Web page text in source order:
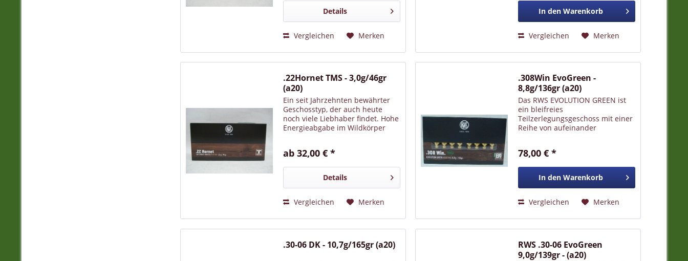
Details
Vergleichen Merken
mit einer...
In den Warenkorb
Vergleichen Merken
.22Hornet TMS - 3,0g/46gr
(a20)
Ein seit Jahrzehnten bewährter
Geschosstyp, der auch heute
noch viele Liebhaber findet. Hohe
Energieabgabe im Wildkörper
gute Stoppwirkung. Mit
unempfindlichen runden oder
ab 32,00 € *
Details
Vergleichen Merken
.308Win EvoGreen -
8,8g/136gr (a20)
Das RWS EVOLUTION GREEN ist
ein bleifreies
Teilzerlegungsgeschoss mit einer
Reihe von aufeinander
Geschosskerne sind aus
lebensmittelechtem Zinn. Durch
spezielle Vorfragmentierung des
vorderen...
78,00 € *
In den Warenkorb
Vergleichen Merken
.30-06 DK - 10,7g/165gr (a20)
RWS .30-06 EvoGreen
9,0g/139gr - (a20)